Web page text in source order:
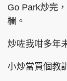
Go Park炒完
欄。
炒咗我咁多年
小炒當買個教